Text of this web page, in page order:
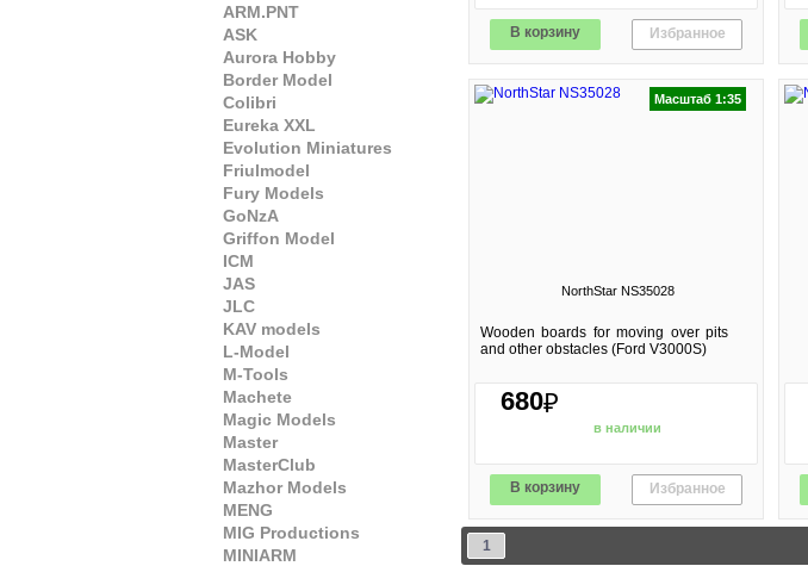
ARM.PNT
ASK
Aurora Hobby
Border Model
Colibri
Eureka XXL
Evolution Miniatures
Friulmodel
Fury Models
GoNzA
Griffon Model
ICM
JAS
JLC
KAV models
L-Model
M-Tools
Machete
Magic Models
Master
MasterClub
Mazhor Models
MENG
MIG Productions
MINIARM
В корзину Избранное
Масштаб 1:35
NorthStar NS35028
Wooden boards for moving over pits
and other obstacles (Ford V3000S)
680₽
в наличии
В корзину Избранное
1